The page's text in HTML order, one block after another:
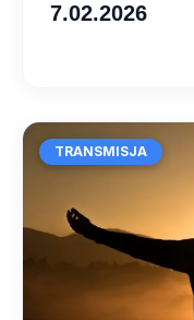
7.02.2026
TRANSMISJA